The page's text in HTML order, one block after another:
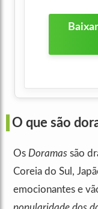
O que são
Os Doramas são
Coreia do Sul,
emocionantes e